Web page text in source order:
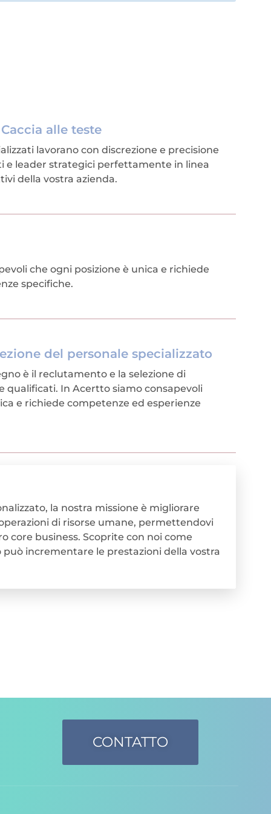
alle teste
lavorano con discrezione e precisione
e leader strategici perfettamente in linea
della vostra azienda.
che ogni posizione è unica e richiede
specifiche.
del personale specializzato
è il reclutamento e la selezione di
qualificati. In Acertto siamo consapevoli
e richiede competenze ed esperienze
la nostra missione è migliorare
di risorse umane, permettendovi
core business. Scoprite con noi come
incrementare le prestazioni della vostra
CONTATTO